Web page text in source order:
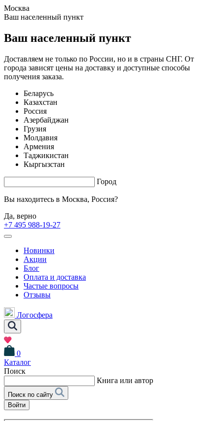
Москва
Ваш населенный пункт
Ваш населенный пункт
Доставляем не только по России, но и в страны СНГ. От
города зависят цены на доставку и доступные способы
получения заказа.
Беларусь
Казахстан
Россия
Азербайджан
Грузия
Молдавия
Армения
Таджикистан
Кыргызстан
Город
Вы находитесь в Москва, Россия?
Да, верно
+7 495 988-19-27
Новинки
Акции
Блог
Оплата и доставка
Частые вопросы
Отзывы
Логосфера
0
Каталог
Поиск
Книга или автор
Поиск по сайту
Войти